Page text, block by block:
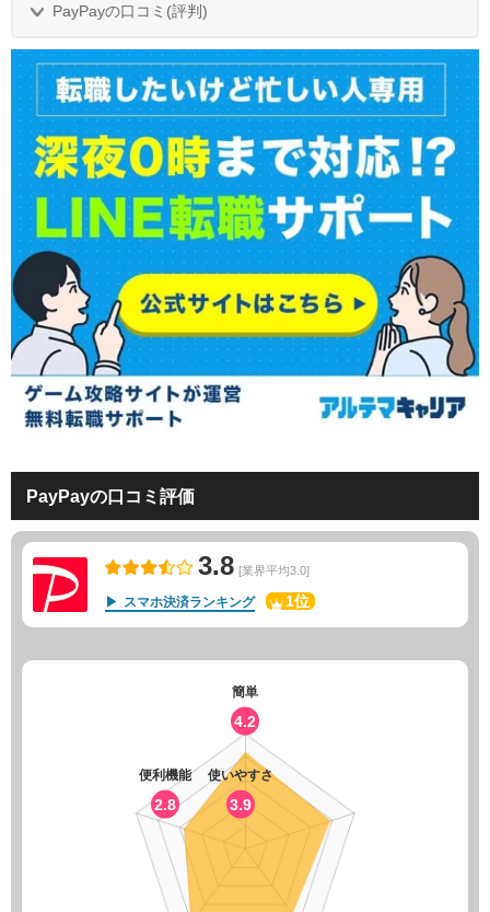
PayPayの口コミ(評判)
PayPayの口コミ評価
3.8 [業界平均3.0]
スマホ決済ランキング 1位
簡単
4.2
使いやすさ
3.9
便利機能
2.8